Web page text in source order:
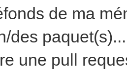
de ma
des
une pull